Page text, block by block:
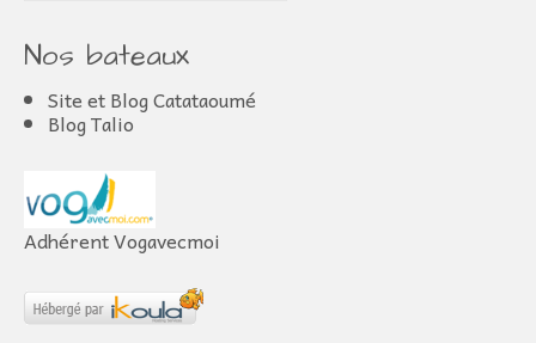
Nos bateaux
Site et Blog Catataoumé
Blog Talio
Adhérent Vogavecmoi